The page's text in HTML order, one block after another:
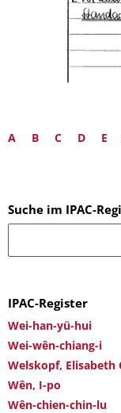
A B C D E
Suche im IPAC-
IPAC-Register
Wei-han-yü-hui
Wei-wên-chiang-i
Welskopf, Elisabeth
Wên, I-po
Wên-chien-chin-lu